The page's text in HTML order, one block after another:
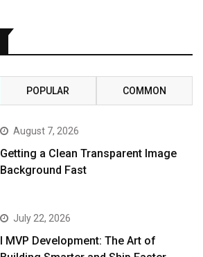
POPULAR COMMON
August 7, 2026
Getting a Clean Transparent Image
Background Fast
July 22, 2026
I MVP Development: The Art of